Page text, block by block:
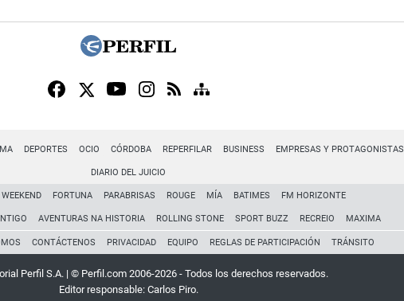
DEPORTES OCIO CÓRDOBA REPERFILAR BUSINESS EMPRESAS Y PROTAGONISTAS
DIARIO DEL JUICIO
WEEKEND FORTUNA PARABRISAS ROUGE MÍA BATIMES FM HORIZONTE
AVENTURAS NA HISTORIA ROLLING STONE SPORT BUZZ RECREIO MAXIMA
CONTÁCTENOS PRIVACIDAD EQUIPO REGLAS DE PARTICIPACIÓN TRÁNSITO
Perfil S.A. | © Perfil.com 2006-2026 - Todos los derechos reservados.
Editor responsable: Carlos Piro.